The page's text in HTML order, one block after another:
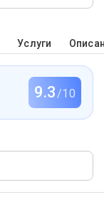
Услуги
9.3/10